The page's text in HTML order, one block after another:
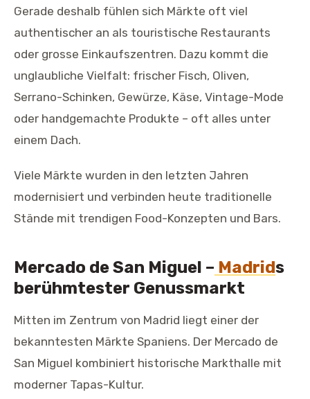
Gerade deshalb fühlen sich Märkte oft viel
authentischer an als touristische Restaurants
oder grosse Einkaufszentren. Dazu kommt die
unglaubliche Vielfalt: frischer Fisch, Oliven,
Serrano-Schinken, Gewürze, Käse, Vintage-Mode
oder handgemachte Produkte – oft alles unter
einem Dach.
Viele Märkte wurden in den letzten Jahren
modernisiert und verbinden heute traditionelle
Stände mit trendigen Food-Konzepten und Bars.
Mercado de San Miguel – Madrids
berühmtester Genussmarkt
Mitten im Zentrum von Madrid liegt einer der
bekanntesten Märkte Spaniens. Der Mercado de
San Miguel kombiniert historische Markthalle mit
moderner Tapas-Kultur.